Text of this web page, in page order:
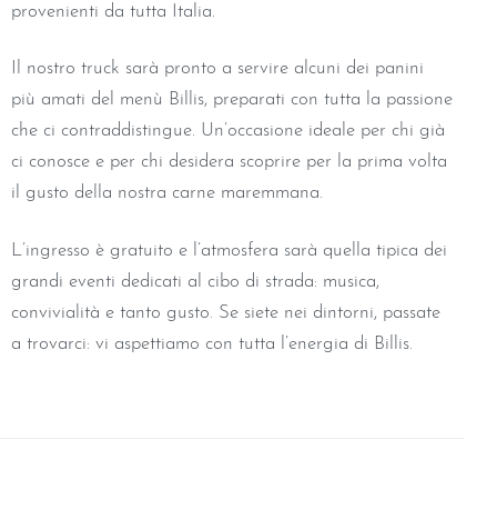
provenienti da tutta Italia.
Il nostro truck sarà pronto a servire alcuni dei panini
più amati del menù Billis, preparati con tutta la passione
che ci contraddistingue. Un’occasione ideale per chi già
ci conosce e per chi desidera scoprire per la prima volta
il gusto della nostra carne maremmana.
L’ingresso è gratuito e l’atmosfera sarà quella tipica dei
grandi eventi dedicati al cibo di strada: musica,
convivialità e tanto gusto. Se siete nei dintorni, passate
a trovarci: vi aspettiamo con tutta l’energia di Billis.